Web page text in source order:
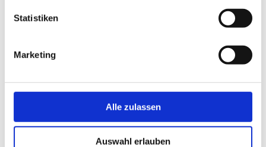
Statistiken
Marketing
Alle zulassen
Auswahl erlauben
Name:
Mag. Ulrike Cámara-Ehn
Position:
Fachgruppengeschäftsführerin